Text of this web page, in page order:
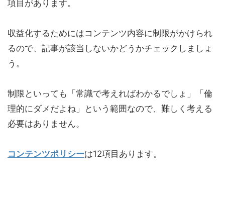
項目があります。
収益化するためにはコンテンツ内容に制限がかけられ
るので、記事が該当しないかどうかチェックしましょ
う。
制限といっても「常識で考えればわかるでしょ」「倫
理的にダメだよね」という範囲なので、難しく考える
必要はありません。
コンテンツポリシーは12項目あります。